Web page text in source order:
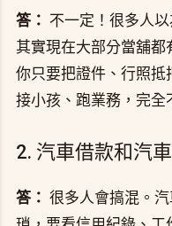
答： 不一定！很多人
其實現在大部分當舖
你只要把證件、行照抵
接小孩、跑業務，完全
2. 汽車借款和汽
答： 很多人會搞混。